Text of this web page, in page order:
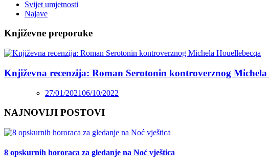
Svijet umjetnosti
Najave
Književne preporuke
Književna recenzija: Roman Serotonin kontroverznog Michela
27/01/202106/10/2022
NAJNOVIJI POSTOVI
8 opskurnih hororaca za gledanje na Noć vještica